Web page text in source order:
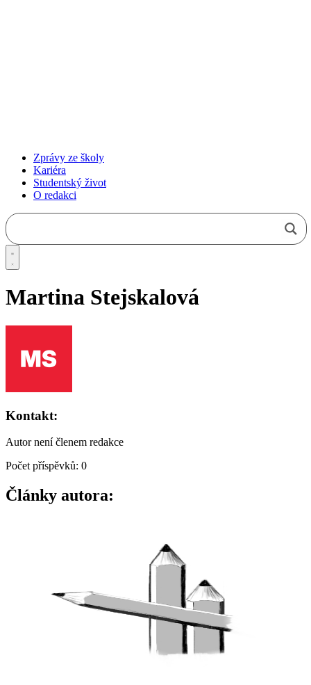
Zprávy ze školy
Kariéra
Studentský život
O redakci
Martina Stejskalová
Kontakt:
Autor není členem redakce
Počet příspěvků: 0
Články autora: